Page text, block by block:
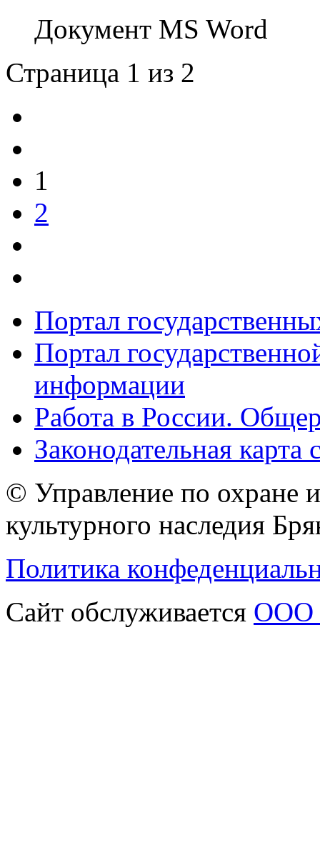
Документ MS Word
Страница 1 из 2
1
2
Портал
Портал
информации
Работа в России.
Законодательная карта
© Управление по охране
культурного наследия
Политика
Сайт обслуживается ООО